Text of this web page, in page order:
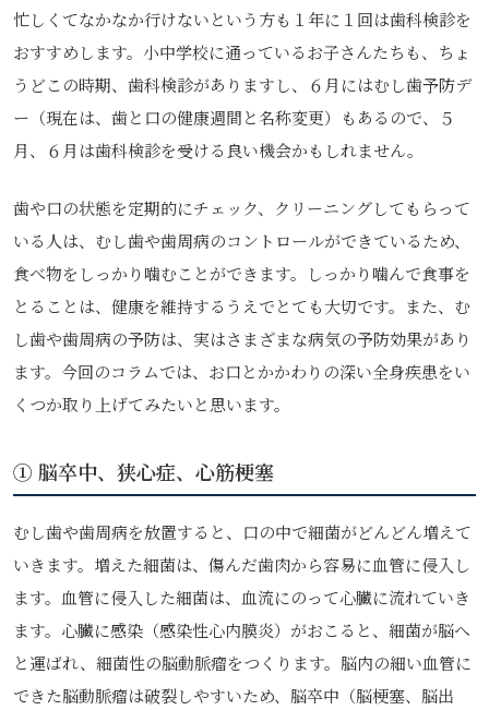
忙しくてなかなか行けないという方も１年に１回は歯科検診を
おすすめします。小中学校に通っているお子さんたちも、ちょ
うどこの時期、歯科検診がありますし、６月にはむし歯予防デ
ー（現在は、歯と口の健康週間と名称変更）もあるので、５
月、６月は歯科検診を受ける良い機会かもしれません。
歯や口の状態を定期的にチェック、クリーニングしてもらって
いる人は、むし歯や歯周病のコントロールができているため、
食べ物をしっかり噛むことができます。しっかり噛んで食事を
とることは、健康を維持するうえでとても大切です。また、む
し歯や歯周病の予防は、実はさまざまな病気の予防効果があり
ます。今回のコラムでは、お口とかかわりの深い全身疾患をい
くつか取り上げてみたいと思います。
① 脳卒中、狭心症、心筋梗塞
むし歯や歯周病を放置すると、口の中で細菌がどんどん増えて
いきます。増えた細菌は、傷んだ歯肉から容易に血管に侵入し
ます。血管に侵入した細菌は、血流にのって心臓に流れていき
ます。心臓に感染（感染性心内膜炎）がおこると、細菌が脳へ
と運ばれ、細菌性の脳動脈瘤をつくります。脳内の細い血管に
できた脳動脈瘤は破裂しやすいため、脳卒中（脳梗塞、脳出